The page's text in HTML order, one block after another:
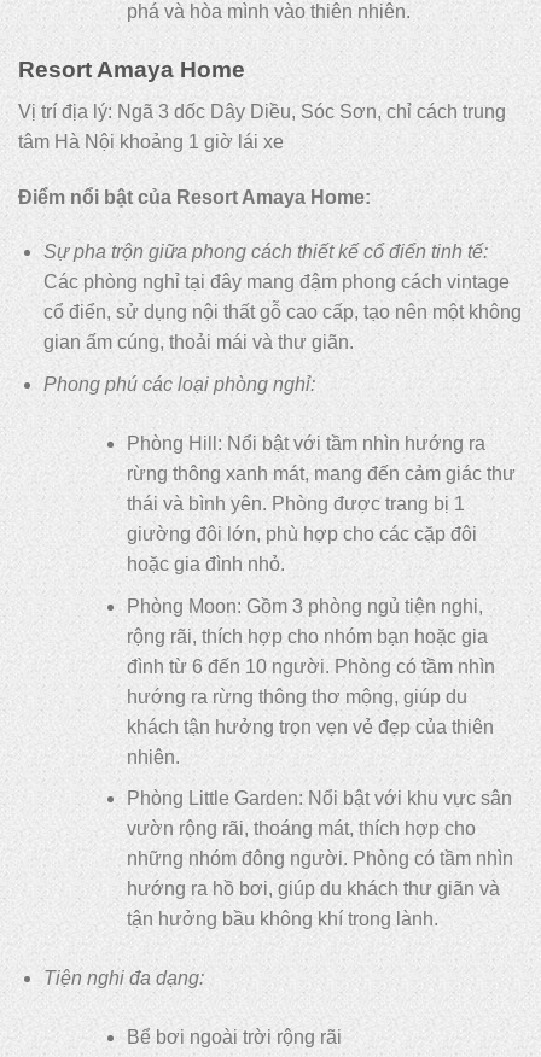
phá và hòa mình vào thiên nhiên.
Resort Amaya Home
Vị trí địa lý: Ngã 3 dốc Dây Diều, Sóc Sơn, chỉ cách trung
tâm Hà Nội khoảng 1 giờ lái xe
Điểm nổi bật của Resort Amaya Home:
Sự pha trộn giữa phong cách thiết kế cổ điển tinh tế:
Các phòng nghỉ tại đây mang đậm phong cách vintage
cổ điển, sử dụng nội thất gỗ cao cấp, tạo nên một không
gian ấm cúng, thoải mái và thư giãn.
Phong phú các loại phòng nghỉ:
Phòng Hill: Nổi bật với tầm nhìn hướng ra
rừng thông xanh mát, mang đến cảm giác thư
thái và bình yên. Phòng được trang bị 1
giường đôi lớn, phù hợp cho các cặp đôi
hoặc gia đình nhỏ.
Phòng Moon: Gồm 3 phòng ngủ tiện nghi,
rộng rãi, thích hợp cho nhóm bạn hoặc gia
đình từ 6 đến 10 người. Phòng có tầm nhìn
hướng ra rừng thông thơ mộng, giúp du
khách tận hưởng trọn vẹn vẻ đẹp của thiên
nhiên.
Phòng Little Garden: Nổi bật với khu vực sân
vườn rộng rãi, thoáng mát, thích hợp cho
những nhóm đông người. Phòng có tầm nhìn
hướng ra hồ bơi, giúp du khách thư giãn và
tận hưởng bầu không khí trong lành.
Tiện nghi đa dạng:
Bể bơi ngoài trời rộng rãi